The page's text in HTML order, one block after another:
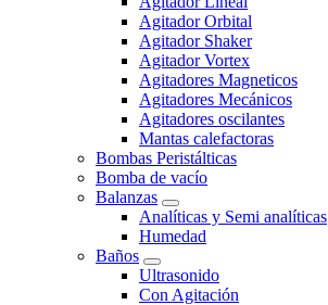
Agitador Orbital
Agitador Shaker
Agitador Vortex
Agitadores Magneticos
Agitadores Mecánicos
Agitadores oscilantes
Mantas calefactoras
Bombas Peristálticas
Bomba de vacío
Balanzas
Analíticas y Semi analíticas
Humedad
Baños
Ultrasonido
Con Agitación